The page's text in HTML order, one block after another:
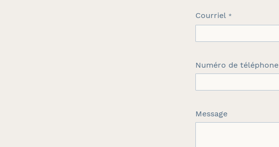
Courriel
Numéro de téléphone
Message